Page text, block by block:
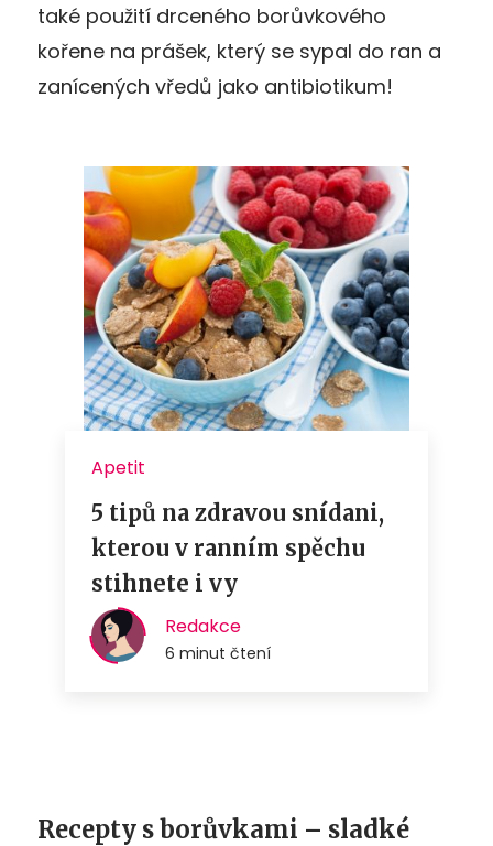
také použití drceného borůvkového
kořene na prášek, který se sypal do ran a
zanícených vředů jako antibiotikum!
Recepty s borůvkami – sladké